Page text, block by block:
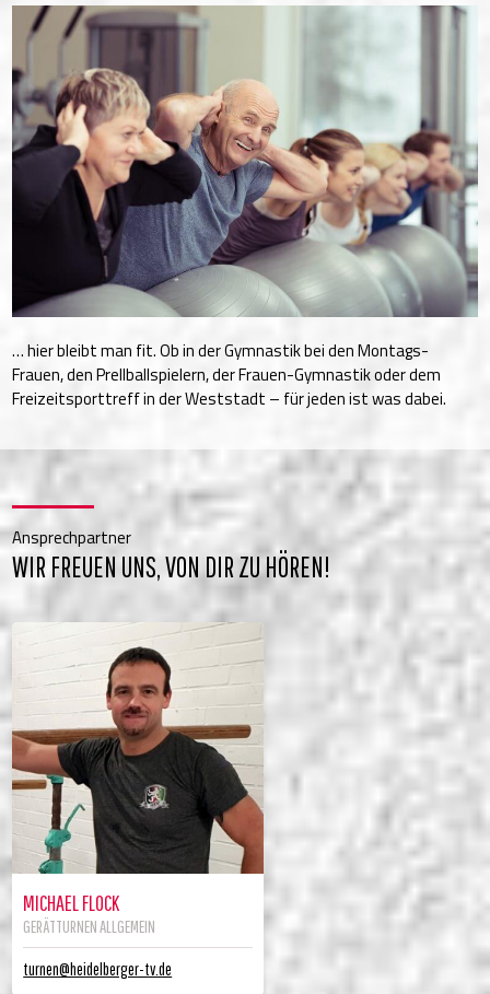
… hier bleibt man fit. Ob in der Gymnastik bei den Montags-
Frauen, den Prellballspielern, der Frauen-Gymnastik oder dem
Freizeitsporttreff in der Weststadt – für jeden ist was dabei.
Ansprechpartner
WIR FREUEN UNS, VON DIR ZU HÖREN!
MICHAEL FLOCK
GERÄTTURNEN ALLGEMEIN
turnen@heidelberger-tv.de